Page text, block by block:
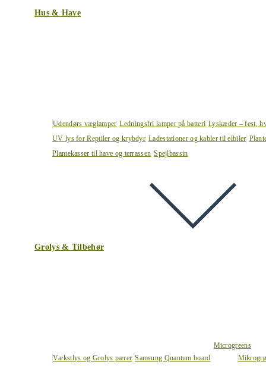
Hus & Have
Udendørs væglamper Ledningsfri lamper på batteri Lyskæder – fest,
UV lys for Reptiler og krybdyr Ladestationer og kabler til elbiler
Plantekasser til have og terrassen Spejlbassin
Grolys & Tilbehør
Vækstlys og Grolys pærer Samsung Quantum board
Microgreens